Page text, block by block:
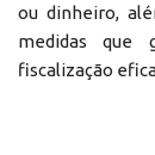
ou dinheiro,
medidas que
fiscalização